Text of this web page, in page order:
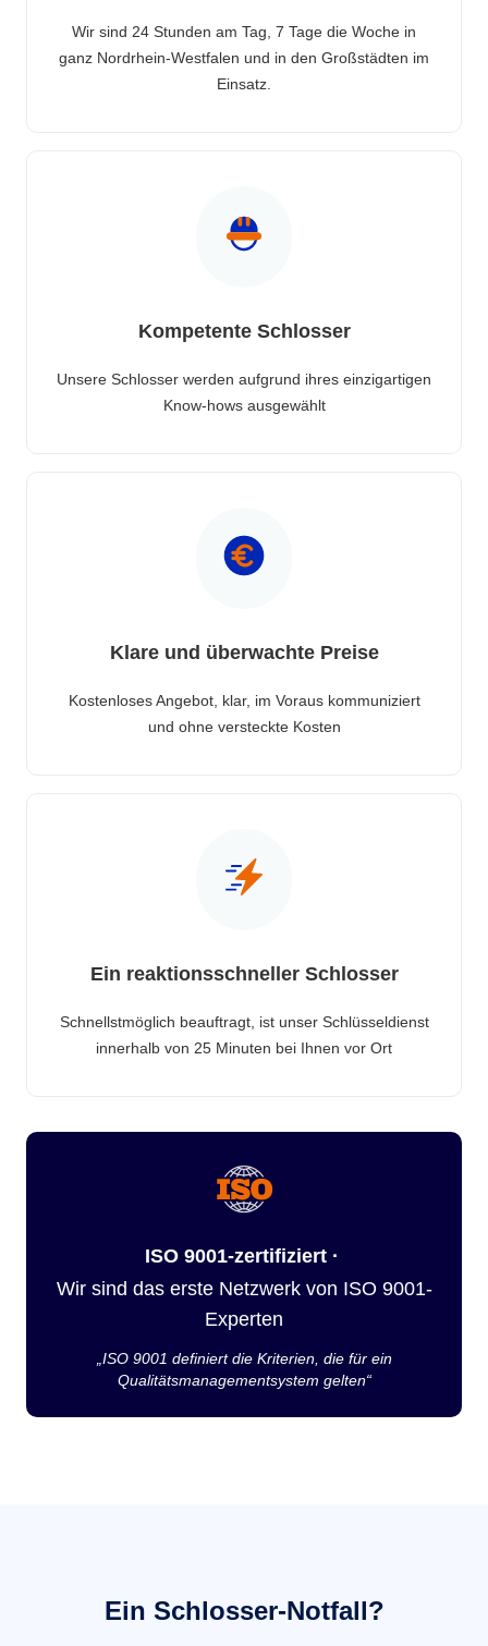
Wir sind 24 Stunden am Tag, 7 Tage die Woche in
ganz Nordrhein-Westfalen und in den Großstädten im
Einsatz.
Kompetente Schlosser
Unsere Schlosser werden aufgrund ihres einzigartigen
Know-hows ausgewählt
Klare und überwachte Preise
Kostenloses Angebot, klar, im Voraus kommuniziert
und ohne versteckte Kosten
Ein reaktionsschneller Schlosser
Schnellstmöglich beauftragt, ist unser Schlüsseldienst
innerhalb von 25 Minuten bei Ihnen vor Ort
ISO 9001-zertifiziert ·
Wir sind das erste Netzwerk von ISO 9001-
Experten
„ISO 9001 definiert die Kriterien, die für ein
Qualitätsmanagementsystem gelten“
Ein Schlosser-Notfall?